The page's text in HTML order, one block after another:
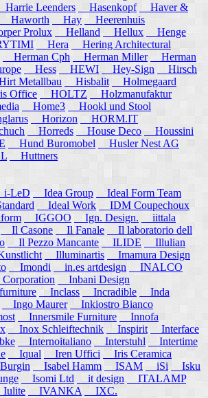
Harrie Leenders Hasenkopf
Haver &
Haworth Hay
Heerenhuis
Prolux
Helland Hellux
Henge
Hera
Hering Architectural
Herman Cph Herman Miller
Herman
Hess HEWI Hey-Sign
Hirsch
Metallbau Hisbalit
Holmegaard
Office
HOLTZ
Holzmanufaktur
Home3
Hookl und Stool
Horizon
HORM.IT
Horreds House Deco
Houssini
Hund Buromobel
Husler Nest AG
Huttners
LeD Idea Group
Ideal Form Team
Ideal Work
IDM Coupechoux
IGGOO Ign. Design.
iittala
Il Casone Il Fanale
Il laboratorio dell
Il Pezzo Mancante ILIDE
Illulian
Illuminartis
Imamura Design
Imondi in.es artdesign
INALCO
Inbani Design
Inclass Incradible
Inda
Ingo Maurer
Inkiostro Bianco
Innersmile Furniture
Innofa
Inox Schleiftechnik Inspirit
Interface
Internoitaliano Interstuhl
Intertime
Iqual Iren Uffici
Iris Ceramica
Isabel Hamm ISAM iSi Isku
Isomi Ltd it design
ITALAMP
IVANKA IXC.